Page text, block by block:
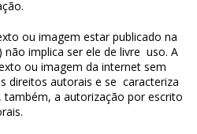
ou imagem estar publicado na
implica ser ele de livre uso. A
ou imagem da internet sem
direitos autorais e se caracteriza
também, a autorização por escrito